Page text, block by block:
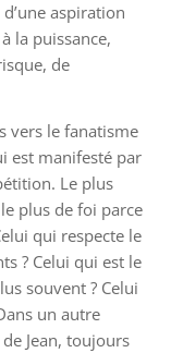
aspiration
la puissance,
de
vers le fanatisme
est manifesté par
Le plus
plus de foi parce
qui respecte le
? Celui qui est le
souvent ? Celui
un autre
de Jean, toujours